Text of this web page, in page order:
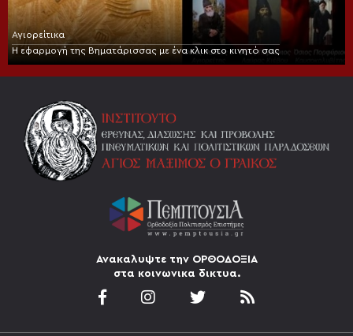
Αγιορείτικα
Η εφαρμογή της Βηματάρισσας με ένα κλικ στο κινητό σας
Ανακαλυψτε την ΟΡΘΟΔΟΞΙΑ
στα κοινωνικα δικτυα.